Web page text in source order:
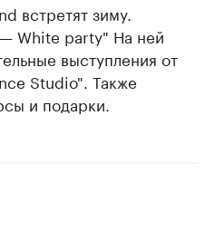
встретят зиму.
White party" На ней
выступления от
Studio". Также
и подарки.